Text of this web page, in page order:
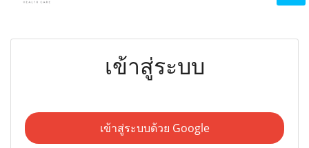
เข้าสู่ระบบ
เข้าสู่ระบบด้วย Google